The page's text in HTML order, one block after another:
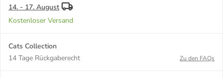
14. - 17. August
Kostenloser Versand
Cats Collection
14 Tage Rückgaberecht
Zu den FAQs